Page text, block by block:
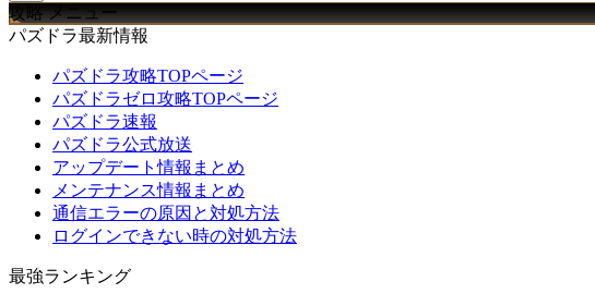
攻略 メニュー
パズドラ最新情報
パズドラ攻略TOPページ
パズドラゼロ攻略TOPページ
パズドラ速報
パズドラ公式放送
アップデート情報まとめ
メンテナンス情報まとめ
通信エラーの原因と対処方法
ログインできない時の対処方法
最強ランキング